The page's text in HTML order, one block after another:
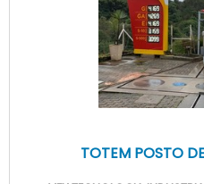
VEX Tecnologia. A
painel de LED para
TOTEM POSTO